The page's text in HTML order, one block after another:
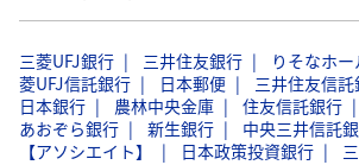
三菱UFJ銀行 三井住友銀行 りそなホ
菱UFJ信託銀行
日本郵便 三井住友信託
日本銀行
農林中央金庫 住友信託銀行
あおぞら銀行
新生銀行 中央三井信託
【アソシエイト】
日本政策投資銀行